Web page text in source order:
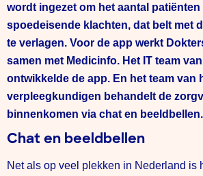
wordt ingezet om het aantal patiënten
spoedeisende klachten, dat belt met
te verlagen. Voor de app werkt
samen met Medicinfo. Het IT team
ontwikkelde de app. En het team van
verpleegkundigen behandelt de
binnenkomen via chat en beeldbellen.
Chat en beeldbellen
Net als op veel plekken in Nederland is